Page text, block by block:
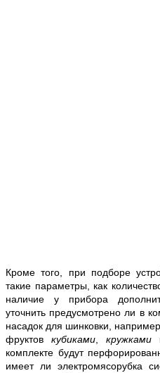
Кроме того, при подборе
такие параметры, как
наличие у прибора
уточнить предусмотрено ли в
насадок для шинковки,
фруктов кубиками, кружками
комплекте будут
имеет ли электромясорубка